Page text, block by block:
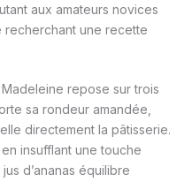
aux amateurs novices
recherchant une recette
repose sur trois
sa rondeur amandée,
directement la pâtisserie.
insufflant une touche
d’ananas équilibre